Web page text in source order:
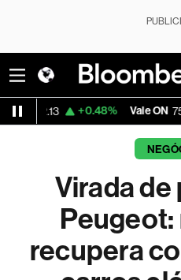
+0.48% Vale ON 75.39 -
Virada de
Peugeot:
recupera